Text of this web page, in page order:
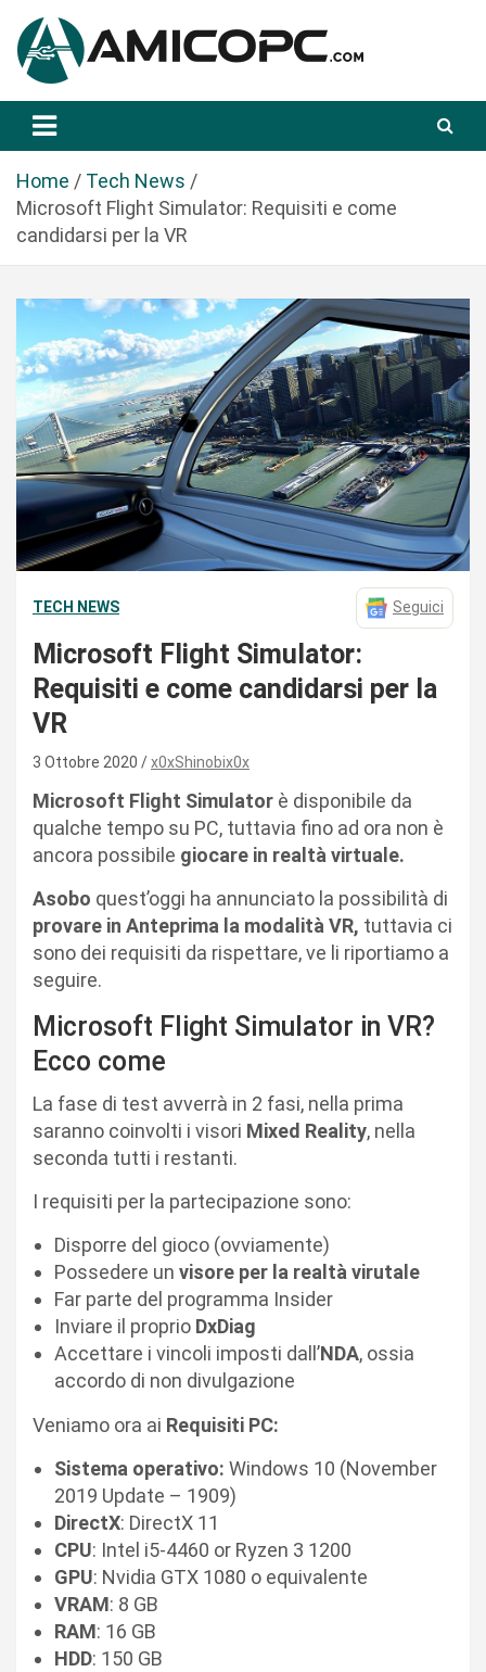
a
Amicopc.com
Home
Tech News
Microsoft Flight Simulator: Requisiti e come
candidarsi per la VR
TECH NEWS Seguici
Microsoft Flight Simulator:
Requisiti e come candidarsi per la
VR
3 Ottobre 2020 x0xShinobix0x
Microsoft Flight Simulator è disponibile da
qualche tempo su PC, tuttavia fino ad ora non è
ancora possibile giocare in realtà virtuale.
Asobo quest’oggi ha annunciato la possibilità di
provare in Anteprima la modalità VR, tuttavia ci
sono dei requisiti da rispettare, ve li riportiamo a
seguire.
Microsoft Flight Simulator in VR?
Ecco come
La fase di test avverrà in 2 fasi, nella prima
saranno coinvolti i visori Mixed Reality, nella
seconda tutti i restanti.
I requisiti per la partecipazione sono:
Disporre del gioco (ovviamente)
Possedere un visore per la realtà virutale
Far parte del programma Insider
Inviare il proprio DxDiag
Accettare i vincoli imposti dall’NDA, ossia
accordo di non divulgazione
Veniamo ora ai Requisiti PC:
Sistema operativo: Windows 10 (November
2019 Update – 1909)
DirectX: DirectX 11
CPU: Intel i5-4460 or Ryzen 3 1200
GPU: Nvidia GTX 1080 o equivalente
VRAM: 8 GB
RAM: 16 GB
HDD: 150 GB